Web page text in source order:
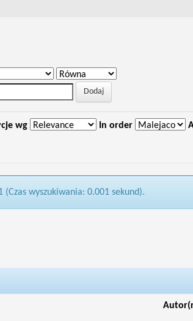
wg In order
(Czas wyszukiwania: 0.001 sekund).